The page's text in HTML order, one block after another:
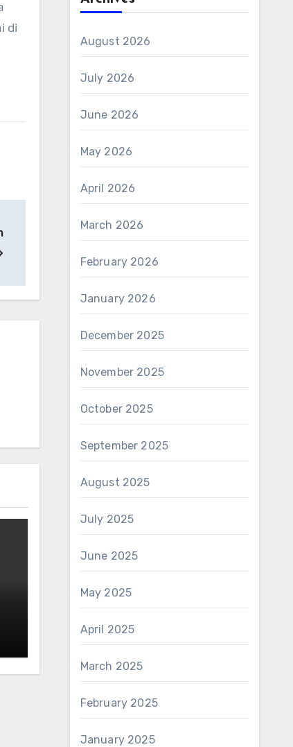
di
August 2026
July 2026
June 2026
May 2026
April 2026
March 2026
February 2026
January 2026
December 2025
November 2025
October 2025
September 2025
August 2025
July 2025
June 2025
May 2025
April 2025
March 2025
February 2025
January 2025